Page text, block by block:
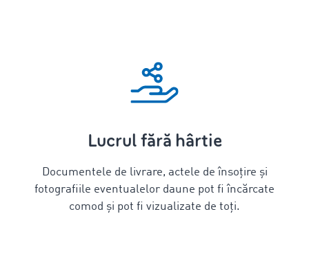
Lucrul fără hârtie
Documentele de livrare, actele de însoțire și
fotografiile eventualelor daune pot fi încărcate
comod și pot fi vizualizate de toți.